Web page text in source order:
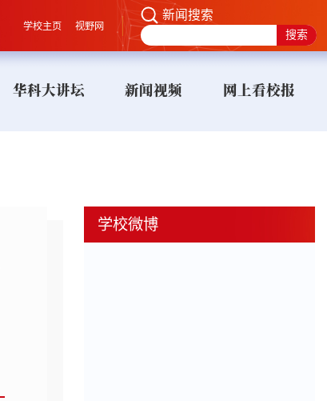
学校主页 视野网
新闻搜索
华科大讲坛 新闻视频 网上看校报
学校微博